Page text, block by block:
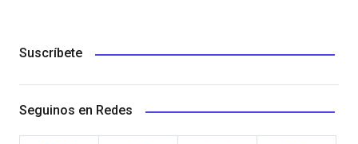
Suscríbete
Seguinos en Redes